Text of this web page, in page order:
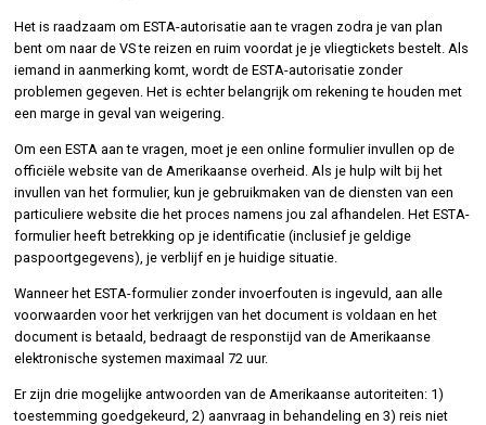
Het is raadzaam om ESTA-autorisatie aan te vragen zodra je van plan
bent om naar de VS te reizen en ruim voordat je je vliegtickets bestelt. Als
iemand in aanmerking komt, wordt de ESTA-autorisatie zonder
problemen gegeven. Het is echter belangrijk om rekening te houden met
een marge in geval van weigering.
Om een ESTA aan te vragen, moet je een online formulier invullen op de
officiële website van de Amerikaanse overheid. Als je hulp wilt bij het
invullen van het formulier, kun je gebruikmaken van de diensten van een
particuliere website die het proces namens jou zal afhandelen. Het ESTA-
formulier heeft betrekking op je identificatie (inclusief je geldige
paspoortgegevens), je verblijf en je huidige situatie.
Wanneer het ESTA-formulier zonder invoerfouten is ingevuld, aan alle
voorwaarden voor het verkrijgen van het document is voldaan en het
document is betaald, bedraagt de responstijd van de Amerikaanse
elektronische systemen maximaal 72 uur.
Er zijn drie mogelijke antwoorden van de Amerikaanse autoriteiten: 1)
toestemming goedgekeurd, 2) aanvraag in behandeling en 3) reis niet